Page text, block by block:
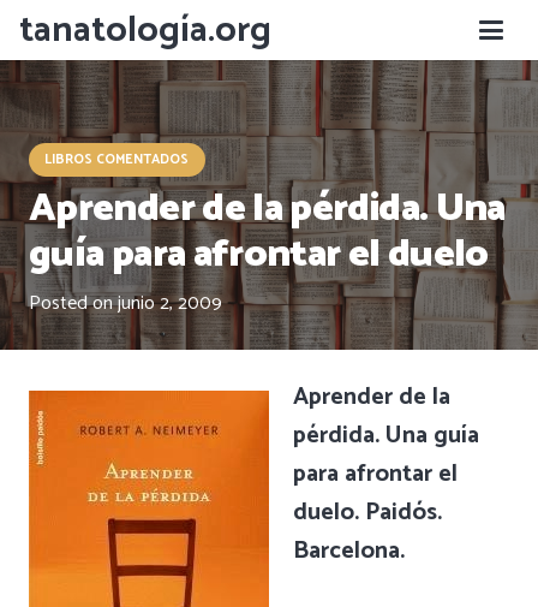
tanatología.org
LIBROS COMENTADOS
Aprender de la pérdida. Una
guía para afrontar el duelo
Posted onjunio 2, 2009
Aprender de la
pérdida. Una guía
para afrontar el
duelo. Paidós.
Barcelona.